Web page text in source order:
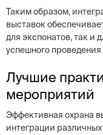
Таким образом,
выставок
для экспонатов, так и
успешного
Лучшие
мероприятий
Эффективная охрана
интеграции